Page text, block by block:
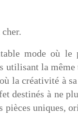
mode où
utilisant la
la créativité à
destinés à ne
pièces uniques,